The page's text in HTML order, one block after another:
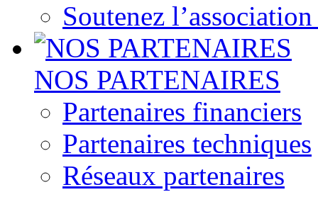
Soutenez
NOS PARTENAIRES
Partenaires financiers
Partenaires techniques
Réseaux partenaires